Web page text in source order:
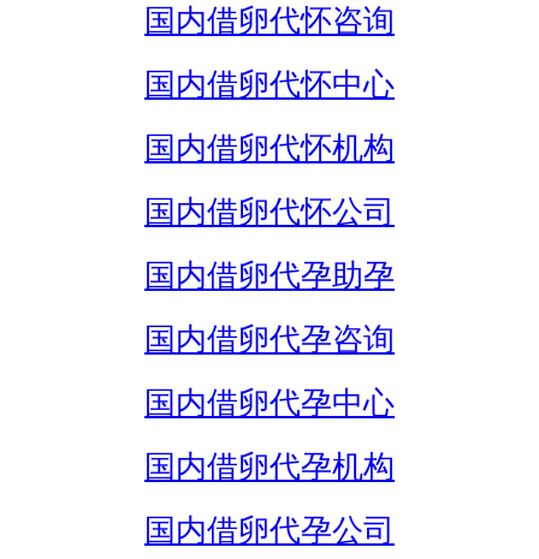
国内借卵代怀咨询
国内借卵代怀中心
国内借卵代怀机构
国内借卵代怀公司
国内借卵代孕助孕
国内借卵代孕咨询
国内借卵代孕中心
国内借卵代孕机构
国内借卵代孕公司